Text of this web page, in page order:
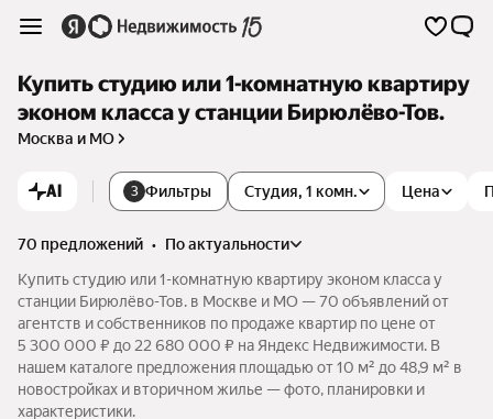
Купить студию или 1-комнатную квартиру
эконом класса у станции Бирюлёво-Тов.
Москва и МО
AI 3 Фильтры Студия, 1 комн. Цена
70 предложений •
по актуальности
Купить студию или 1-комнатную квартиру эконом класса у
станции Бирюлёво-Тов. в Москве и МО — 70 объявлений от
агентств и собственников по продаже квартир по цене от
5 300 000 ₽ до 22 680 000 ₽ на Яндекс Недвижимости. В
нашем каталоге предложения площадью от 10 м² до 48,9 м² в
новостройках и вторичном жилье — фото, планировки и
характеристики.